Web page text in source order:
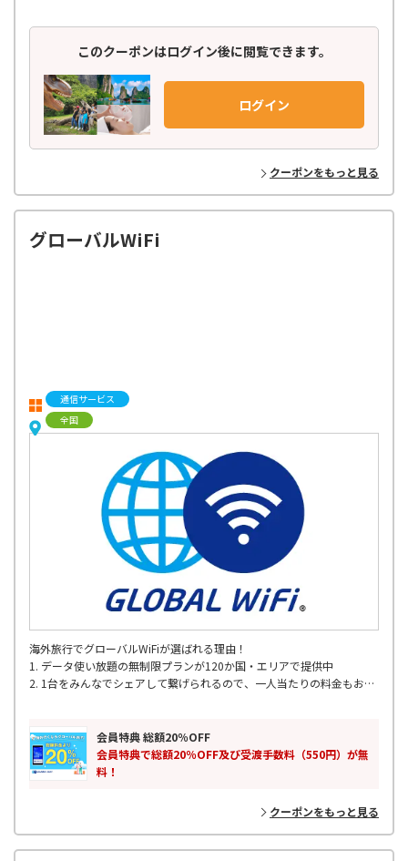
さらには個人では手配しにくいような穴場ツアーまで、多種多様なアク
ティビティが揃っています。
世界150ヶ国以上の地域を網羅し、21,000種類以上もの商品を掲載。
日本語での予約はもちろん、旅行前の相談から参加後のフォローまで、
お客様に寄り添ったきめ細やかなサポート体制で安心してご参加いただ
けます。
ベルトラのバイヤーが世界中を飛び回り、現地パートナーと
丁寧に作り上げた高品質のアクティビティだけをラインナップ！
お客様からのフィードバックをもとに、最新トレンドや
多種多様なニーズに応えるオリジナルプランを企画・開発し、お届けし
ています。
このクーポンはログイン後に閲覧できます。
ログイン
クーポンをもっと見る
グローバルWiFi
通信サービス
全国
海外旅行でグローバルWiFiが選ばれる理由！
1. データ使い放題の無制限プランが120か国・エリアで提供中
2. 1台をみんなでシェアして繋げられるので、一人当たりの料金もお得
5. 海外200以上の国･地域対応
6. 24時間365日 WiFiサポート
会員特典 総額20％OFF
会員特典で総額20％OFF及び受渡手数料（550円）が無
料！
クーポンをもっと見る